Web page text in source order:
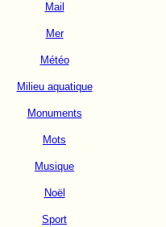
Mail
Mer
Météo
Milieu aquatique
Monuments
Mots
Musique
Noël
Sport